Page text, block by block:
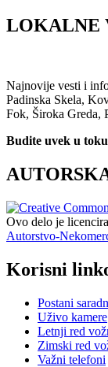
LOKALNE
Najnovije vesti i
Padinska Skela,
Fok, Široka Greda,
Budite uvek u
Ovo delo je
Autorstvo-
Korisni
Postani
Uživo kamere
Letnji red
Zimski red
Važni telefoni